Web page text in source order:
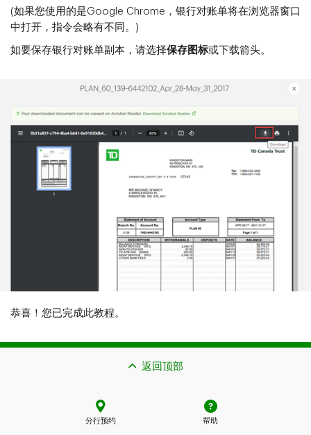
(如果您使用的是Google Chrome，银行对账单将在浏览器窗口
中打开，指令会略有不同。)
如要保存银行对账单副本，请选择保存图标或下载箭头。
恭喜！您已完成此教程。
返回顶部
分行预约 帮助